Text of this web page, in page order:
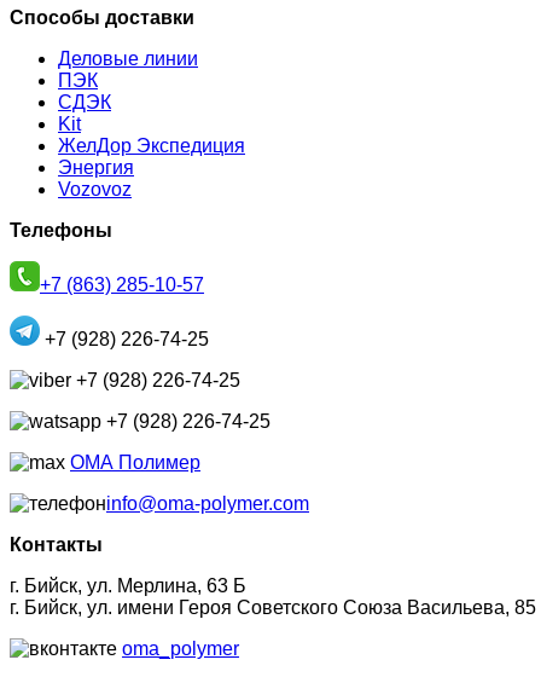
Способы доставки
Деловые линии
ПЭК
СДЭК
Kit
ЖелДор Экспедиция
Энергия
Vozovoz
Телефоны
+7 (863) 285-10-57
+7 (928) 226-74-25
+7 (928) 226-74-25
+7 (928) 226-74-25
ОМА Полимер
info@oma-polymer.com
Контакты
г. Бийск, ул. Мерлина, 63 Б
г. Бийск, ул. имени Героя Советского Союза Васильева, 85
oma_polymer